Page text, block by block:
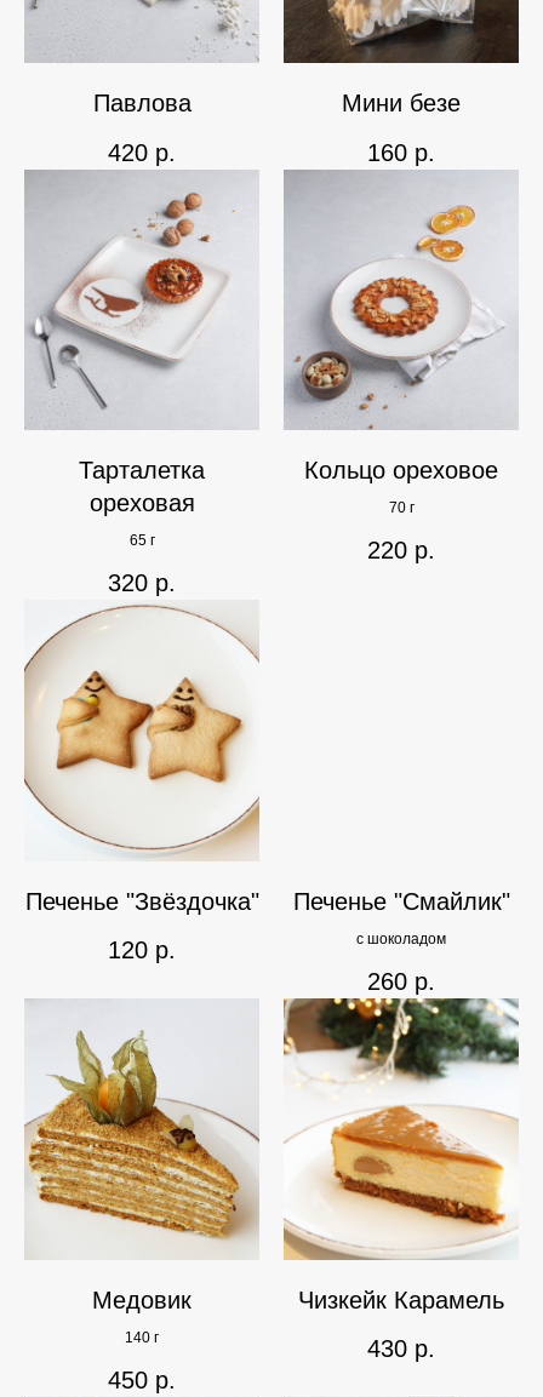
Павлова
420 р.
Мини безе
160 р.
Тарталетка
ореховая
65 г
320 р.
Кольцо ореховое
70 г
220 р.
Печенье "Звёздочка"
120 р.
Печенье "Смайлик"
с шоколадом
260 р.
Медовик
140 г
450 р.
Чизкейк Карамель
430 р.